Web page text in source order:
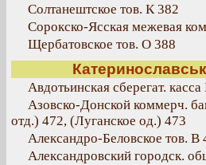
Солтанештское тов. К 382
Сорокско-Ясская межевая
Щербатовское тов. О 388
Авдотьинская сберегат.
Азовско-Донской коммерч.
отд.) 472, (Луганское од.) 473
Александро-Беловское тов. В
Александровский городск.